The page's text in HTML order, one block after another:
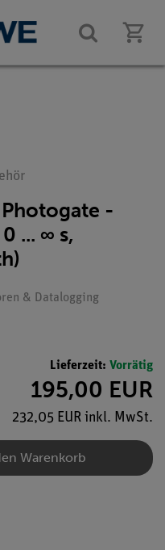
Photogate -
... ∞ s,
& Datalogging
Lieferzeit: Vorrätig
195,00 EUR
232,05 EUR inkl. MwSt.
Warenkorb